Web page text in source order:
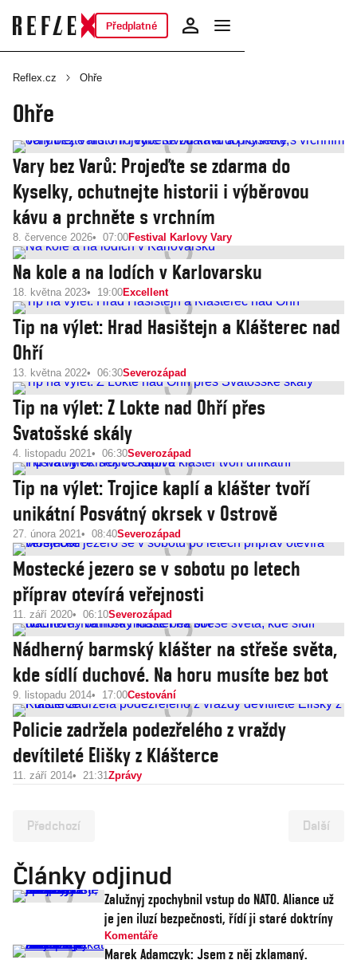
Předplatné
Reflex.cz Ohře
Ohře
Vary bez Varů: Projeďte se zdarma do
Kyselky, ochutnejte historii i výběrovou
kávu a prchněte s vrchním
8. července 2026 07:00Festival Karlovy Vary
Na kole a na lodích v Karlovarsku
18. května 2023 19:00Excellent
Tip na výlet: Hrad Hasištejn a Klášterec nad
Ohří
13. května 2022 06:30Severozápad
Tip na výlet: Z Lokte nad Ohří přes
Svatošské skály
4. listopadu 2021 06:30Severozápad
Tip na výlet: Trojice kaplí a klášter tvoří
unikátní Posvátný okrsek v Ostrově
27. února 2021 08:40Severozápad
Mostecké jezero se v sobotu po letech
příprav otevírá veřejnosti
11. září 2020 06:10Severozápad
Nádherný barmský klášter na střeše světa,
kde sídlí duchové. Na horu musíte bez bot
9. listopadu 2014 17:00Cestování
Policie zadržela podezřelého z vraždy
devítileté Elišky z Klášterce
11. září 2014 21:31Zprávy
Předchozí Další
Články odjinud
Zalužnyj zpochybnil vstup do NATO. Aliance už
je jen iluzí bezpečnosti, řídí ji staré doktríny
Komentáře
Marek Adamczyk: Jsem z něj zklamaný.